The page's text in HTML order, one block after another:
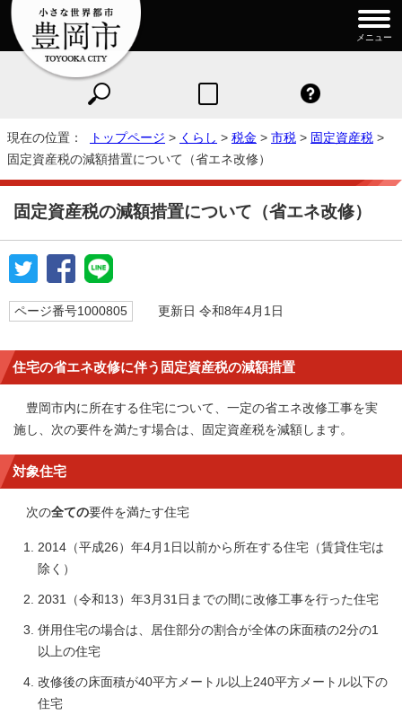
メニュー
現在の位置： トップページ > くらし > 税金 > 市税 > 固定資産税 >
固定資産税の減額措置について（省エネ改修）
固定資産税の減額措置について（省エネ改修）
ページ番号1000805 更新日 令和8年4月1日
住宅の省エネ改修に伴う固定資産税の減額措置
豊岡市内に所在する住宅について、一定の省エネ改修工事を実
施し、次の要件を満たす場合は、固定資産税を減額します。
対象住宅
次の全ての要件を満たす住宅
2014（平成26）年4月1日以前から所在する住宅（賃貸住宅は
除く）
2031（令和13）年3月31日までの間に改修工事を行った住宅
併用住宅の場合は、居住部分の割合が全体の床面積の2分の1
以上の住宅
改修後の床面積が40平方メートル以上240平方メートル以下の
住宅